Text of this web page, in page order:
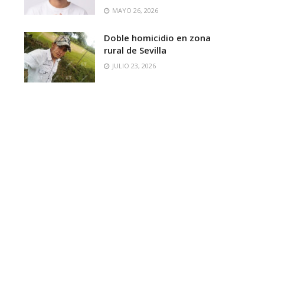
MAYO 26, 2026
Doble homicidio en zona
rural de Sevilla
JULIO 23, 2026